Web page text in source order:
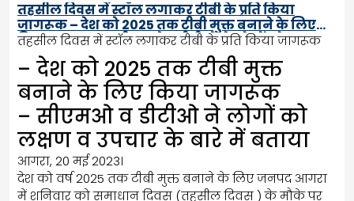
तहसील दिवस में स्टॉल लगाकर टीबी के प्रति किया
जागरूक – देश को 2025 तक टीबी मुक्त बनाने के लिए
किया जागरूक – सीएमओ व डीटीओ ने लोगों को लक्षण व
उपचार के बारे में बताया
तहसील दिवस में स्टॉल लगाकर टीबी के प्रति किया जागरूक
– देश को 2025 तक टीबी मुक्त
बनाने के लिए किया जागरूक
– सीएमओ व डीटीओ ने लोगों को
लक्षण व उपचार के बारे में बताया
आगरा, 20 मई 2023।
देश को वर्ष 2025 तक टीबी मुक्त बनाने के लिए जनपद आगरा
में शनिवार को समाधान दिवस (तहसील दिवस ) के मौके पर